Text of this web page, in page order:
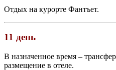
Отдых на курорте Фантъет.
11 день
В назначенное время –
размещение в отеле.